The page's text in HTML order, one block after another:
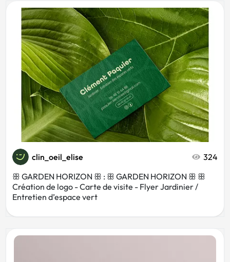
clin_oeil_elise
324
ꕥ GARDEN HORIZON ꕥ : ꕥ GARDEN HORIZON ꕥ ꕥ
Création de logo - Carte de visite - Flyer Jardinier /
Entretien d’espace vert